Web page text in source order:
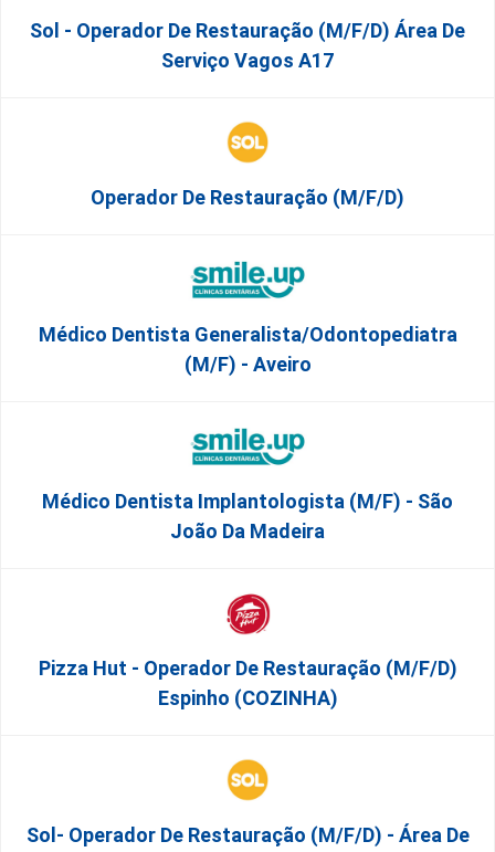
Sol - Operador De Restauração (m/f/d) Área De
Serviço Vagos A17
Operador De Restauração (m/f/d)
Médico Dentista Generalista/Odontopediatra
(M/F) - Aveiro
Médico Dentista Implantologista (M/F) - São
João Da Madeira
Pizza Hut - Operador De Restauração (m/f/d)
Espinho (COZINHA)
Sol- Operador De Restauração (m/f/d) - Área De